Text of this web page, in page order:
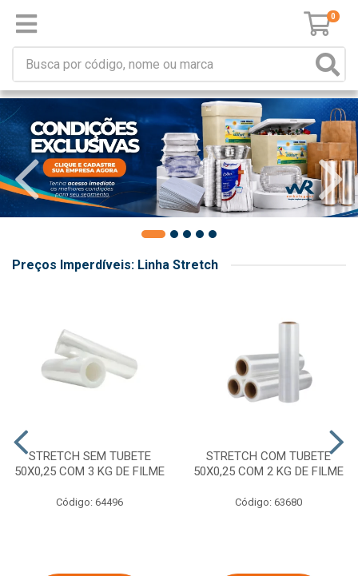
0
Preços Imperdíveis: Linha Stretch
STRETCH SEM TUBETE
50X0,25 COM 3 KG DE FILME
Código: 64496
STRETCH COM TUBETE
50X0,25 COM 2 KG DE FILME
Código: 63680